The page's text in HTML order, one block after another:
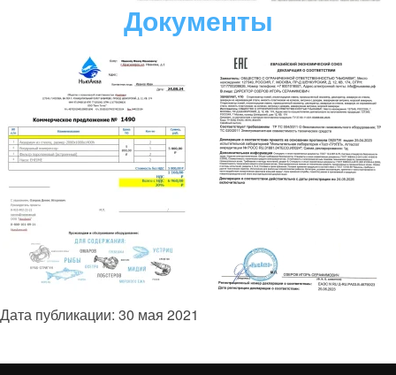
Документы
Дата публикации: 30 мая 2021